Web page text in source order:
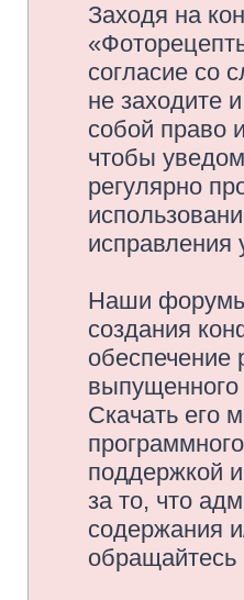
Заходя на
согласие со
не заходите
собой право
чтобы
регулярно
исправления
Наши форумы
создания
обеспечение
Скачать его
поддержкой
за то, что
содержания
обращайтесь